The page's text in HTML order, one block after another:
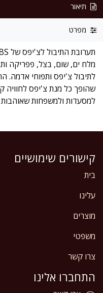
תיאור
מפרט
מלח ים, שום, בצל, פפריקה
לתיבול צ'יפס ותפוחי אדמה.
שהופך כל מנת צ'יפס לחוויה
למסעדות ולמשפחות שאוהבות
קישורים שימושיים
בית
עלינו
מוצרים
משפטי
צרו קשר
התחברו אלינו